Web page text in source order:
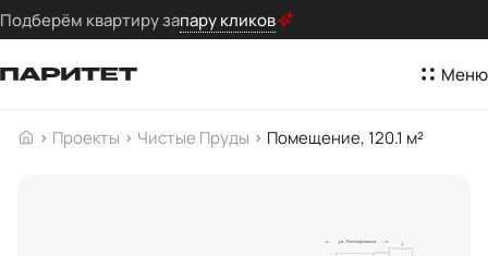
Подберём квартиру запару кликов
Меню
Проекты Чистые Пруды Помещение, 120.1 м²